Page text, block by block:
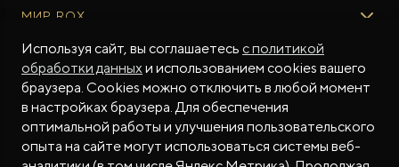
Тест-драйв
Специальные предложения
ФИНАНСЫ И УСЛУГИ
Финансовые программы
Рассчитать кредит
Трейд-ин
Регламент ТО
Программное обеспечение
ПОДДЕРЖКА
Гарантия производителя
Контракт гарантийной поддержки
МИР ROX
О БРЕНДЕ
Бренд ROX
Дизайн Pininfarina
Новости
СМИ о нас
МЫ В СОЦСЕТЯХ
Используя сайт, вы соглашаетесь с политикой
обработки данныхи использованием cookies вашего
браузера. Cookies можно отключить в любой момент
в настройках браузера. Для обеспечения
оптимальной работы и улучшения пользовательского
опыта на сайте могут использоваться системы веб-